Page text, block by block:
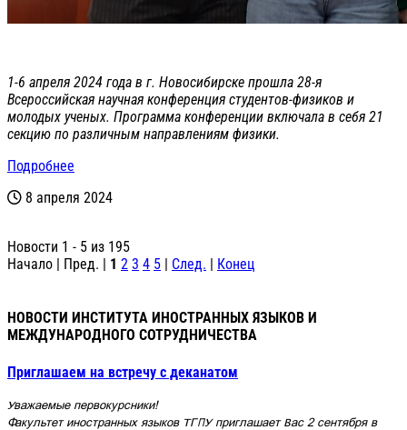
1-6 апреля 2024 года в г. Новосибирске прошла 28-я
Всероссийская научная конференция студентов-физиков и
молодых ученых. Программа конференции включала в себя 21
секцию по различным направлениям физики.
Подробнее
8 апреля 2024
Новости 1 - 5 из 195
Начало | Пред. | 1 2 3 4 5 | След. | Конец
НОВОСТИ ИНСТИТУТА ИНОСТРАННЫХ ЯЗЫКОВ И
МЕЖДУНАРОДНОГО СОТРУДНИЧЕСТВА
Приглашаем на встречу с деканатом
Уважаемые первокурсники!
Факультет иностранных языков ТГПУ приглашает Вас 2 сентября в